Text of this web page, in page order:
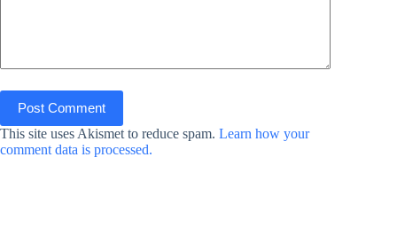
Post Comment
This site uses Akismet to reduce spam. Learn how your
comment data is processed.